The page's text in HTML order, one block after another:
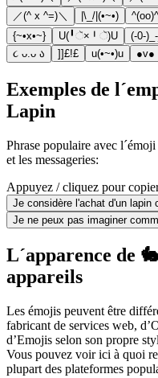
／(^ x ^=)＼
|\_/|(•~•) ^(oo)^
{~•x•~}
U(╹ૅ×╹ૅ)U (-0-
૮ ᴗ.ᴗ ა
]]£!£ u(•~•)u ●v●
Exemples de
Lapin
Phrase populaire avec
et les messageries:
Appuyez / cliquez pour
Je considère l'achat d'un lapin
Je ne peux pas imaginer
L´apparence de
appareils
Les émojis peuvent être
fabricant de services web,
d’Emojis selon son propre
Vous pouvez voir ici à quoi
plupart des plateformes